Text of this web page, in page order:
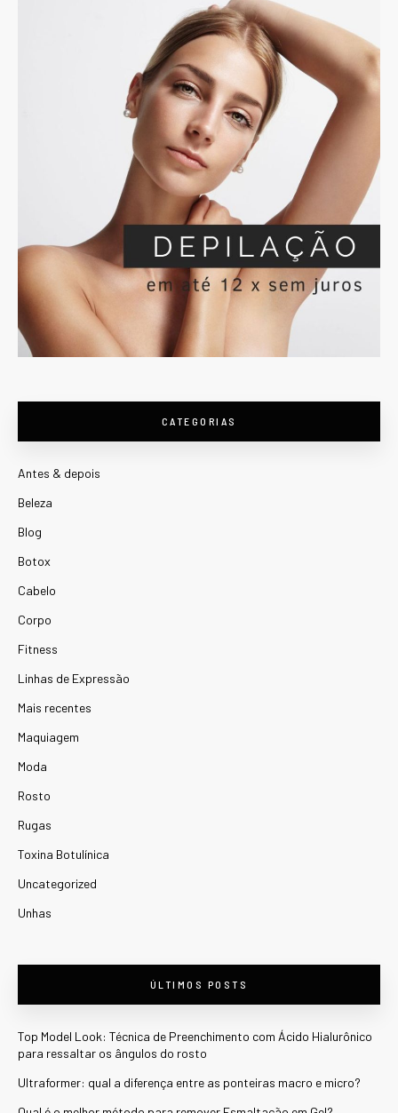
CATEGORIAS
Antes & depois
Beleza
Blog
Botox
Cabelo
Corpo
Fitness
Linhas de Expressão
Mais recentes
Maquiagem
Moda
Rosto
Rugas
Toxina Botulínica
Uncategorized
Unhas
ÚLTIMOS POSTS
Top Model Look: Técnica de Preenchimento com Ácido Hialurônico
para ressaltar os ângulos do rosto
Ultraformer: qual a diferença entre as ponteiras macro e micro?